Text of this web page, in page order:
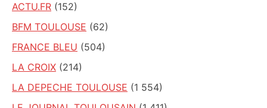
ACTU.FR (152)
BFM TOULOUSE (62)
FRANCE BLEU (504)
LA CROIX (214)
LA DEPECHE TOULOUSE (1 554)